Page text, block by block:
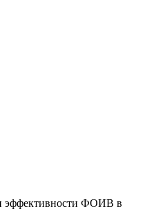
эффективности ФОИВ в